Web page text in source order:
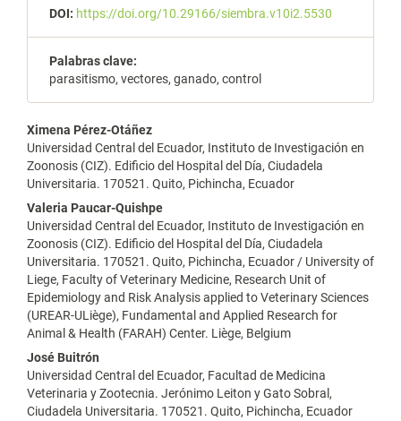
DOI: https://doi.org/10.29166/siembra.v10i2.5530
Palabras clave:
parasitismo, vectores, ganado, control
Contenido
principal
del
artículo
Ximena Pérez-Otáñez
Universidad Central del Ecuador, Instituto de Investigación en
Zoonosis (CIZ). Edificio del Hospital del Día, Ciudadela
Universitaria. 170521. Quito, Pichincha, Ecuador
Valeria Paucar-Quishpe
Universidad Central del Ecuador, Instituto de Investigación en
Zoonosis (CIZ). Edificio del Hospital del Día, Ciudadela
Universitaria. 170521. Quito, Pichincha, Ecuador / University of
Liege, Faculty of Veterinary Medicine, Research Unit of
Epidemiology and Risk Analysis applied to Veterinary Sciences
(UREAR-ULiège), Fundamental and Applied Research for
Animal & Health (FARAH) Center. Liège, Belgium
José Buitrón
Universidad Central del Ecuador, Facultad de Medicina
Veterinaria y Zootecnia. Jerónimo Leiton y Gato Sobral,
Ciudadela Universitaria. 170521. Quito, Pichincha, Ecuador